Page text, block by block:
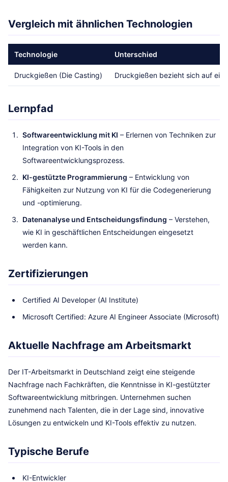
Vergleich mit ähnlichen Technologien
Technologie Unterschied
Druckgießen (Die Casting) Druckgießen bezieht sich auf
Lernpfad
Softwareentwicklung mit KI – Erlernen von Techniken zur
Integration von KI-Tools in den
Softwareentwicklungsprozess.
KI-gestützte Programmierung – Entwicklung von
Fähigkeiten zur Nutzung von KI für die Codegenerierung
und -optimierung.
Datenanalyse und Entscheidungsfindung – Verstehen,
wie KI in geschäftlichen Entscheidungen eingesetzt
werden kann.
Zertifizierungen
Certified AI Developer (AI Institute)
Microsoft Certified: Azure AI Engineer Associate (Microsoft)
Aktuelle Nachfrage am Arbeitsmarkt
Der IT-Arbeitsmarkt in Deutschland zeigt eine steigende
Nachfrage nach Fachkräften, die Kenntnisse in KI-gestützter
Softwareentwicklung mitbringen. Unternehmen suchen
zunehmend nach Talenten, die in der Lage sind, innovative
Lösungen zu entwickeln und KI-Tools effektiv zu nutzen.
Typische Berufe
KI-Entwickler